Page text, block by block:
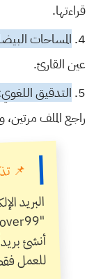
قراءتها.
المساحات
عين القارئ.
التدقيق
راجع الملف
📌
البريد
" لم يعد
أنشئ بريداً
للعمل